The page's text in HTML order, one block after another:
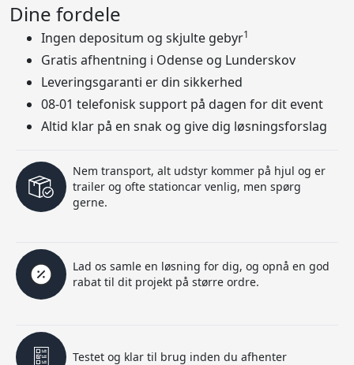
Dine fordele
Ingen depositum og skjulte gebyr1
Gratis afhentning i Odense og Lunderskov
Leveringsgaranti er din sikkerhed
08-01 telefonisk support på dagen for dit event
Altid klar på en snak og give dig løsningsforslag
Nem transport, alt udstyr kommer på hjul og er
trailer og ofte stationcar venlig, men spørg
gerne.
Lad os samle en løsning for dig, og opnå en god
rabat til dit projekt på større ordre.
Testet og klar til brug inden du afhenter